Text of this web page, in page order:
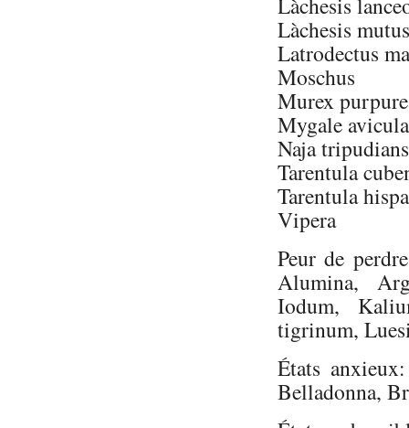
Làchesis
Làchesis mutus
Latrodectus
Moschus
Murex
Mygale
Naja tripudians
Tarentula
Tarentula
Vipera
Peur de
Alumina,
Iodum,
tigrinum,
États
Belladonna,